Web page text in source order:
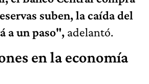
suben, la caída del
a un paso", adelantó.
en la economía